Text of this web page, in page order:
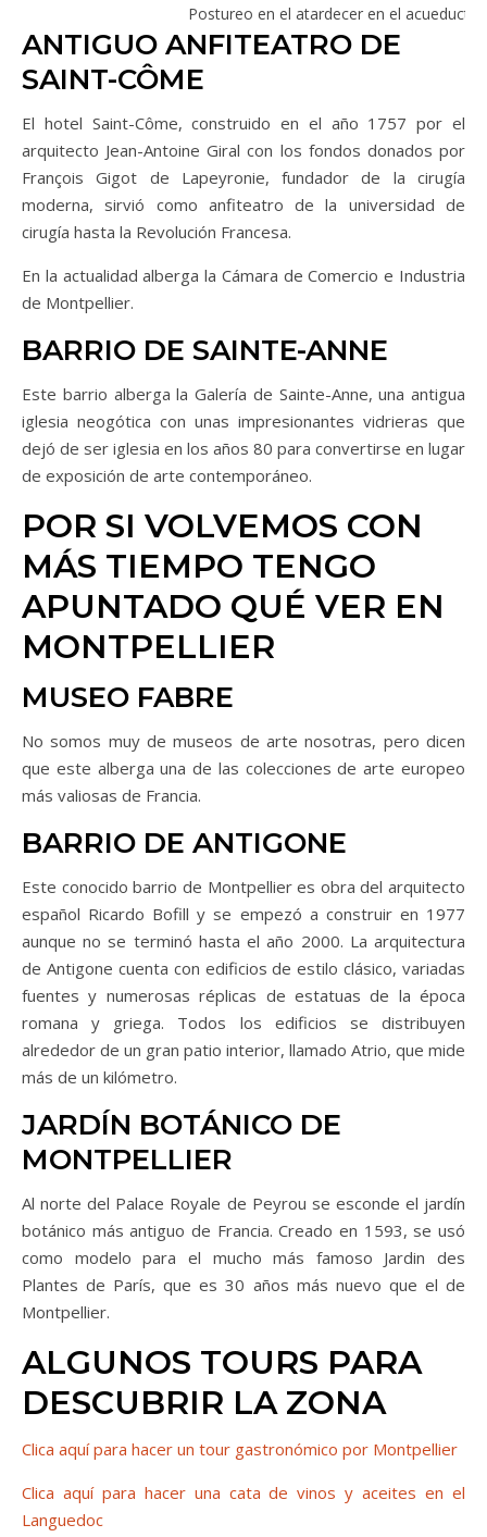
Postureo en el atardecer en el acueducto
ANTIGUO ANFITEATRO DE
SAINT-CÔME
El hotel Saint-Côme, construido en el año 1757 por el
arquitecto Jean-Antoine Giral con los fondos donados por
François Gigot de Lapeyronie, fundador de la cirugía
moderna, sirvió como anfiteatro de la universidad de
cirugía hasta la Revolución Francesa.
En la actualidad alberga la Cámara de Comercio e Industria
de Montpellier.
BARRIO DE SAINTE-ANNE
Este barrio alberga la Galería de Sainte-Anne, una antigua
iglesia neogótica con unas impresionantes vidrieras que
dejó de ser iglesia en los años 80 para convertirse en lugar
de exposición de arte contemporáneo.
POR SI VOLVEMOS CON
MÁS TIEMPO TENGO
APUNTADO QUÉ VER EN
MONTPELLIER
MUSEO FABRE
No somos muy de museos de arte nosotras, pero dicen
que este alberga una de las colecciones de arte europeo
más valiosas de Francia.
BARRIO DE ANTIGONE
Este conocido barrio de Montpellier es obra del arquitecto
español Ricardo Bofill y se empezó a construir en 1977
aunque no se terminó hasta el año 2000. La arquitectura
de Antigone cuenta con edificios de estilo clásico, variadas
fuentes y numerosas réplicas de estatuas de la época
romana y griega. Todos los edificios se distribuyen
alrededor de un gran patio interior, llamado Atrio, que mide
más de un kilómetro.
JARDÍN BOTÁNICO DE
MONTPELLIER
Al norte del Palace Royale de Peyrou se esconde el jardín
botánico más antiguo de Francia. Creado en 1593, se usó
como modelo para el mucho más famoso Jardin des
Plantes de París, que es 30 años más nuevo que el de
Montpellier.
ALGUNOS TOURS PARA
DESCUBRIR LA ZONA
Clica aquí para hacer un tour gastronómico por Montpellier
Clica aquí para hacer una cata de vinos y aceites en el
Languedoc